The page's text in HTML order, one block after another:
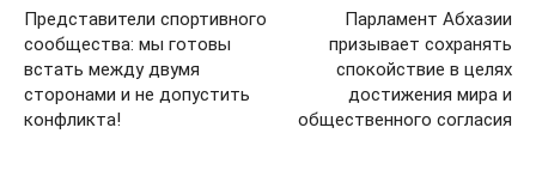
Представители спортивного
сообщества: мы готовы
встать между двумя
сторонами и не допустить
конфликта!
Парламент Абхазии
призывает сохранять
спокойствие в целях
достижения мира и
общественного согласия